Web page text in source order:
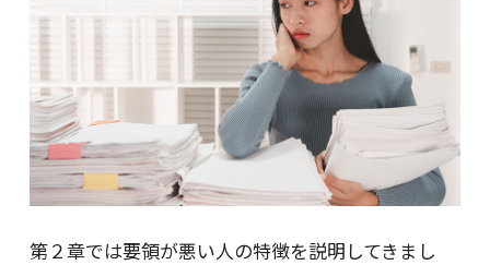
第２章では要領が悪い人の特徴を説明してきまし